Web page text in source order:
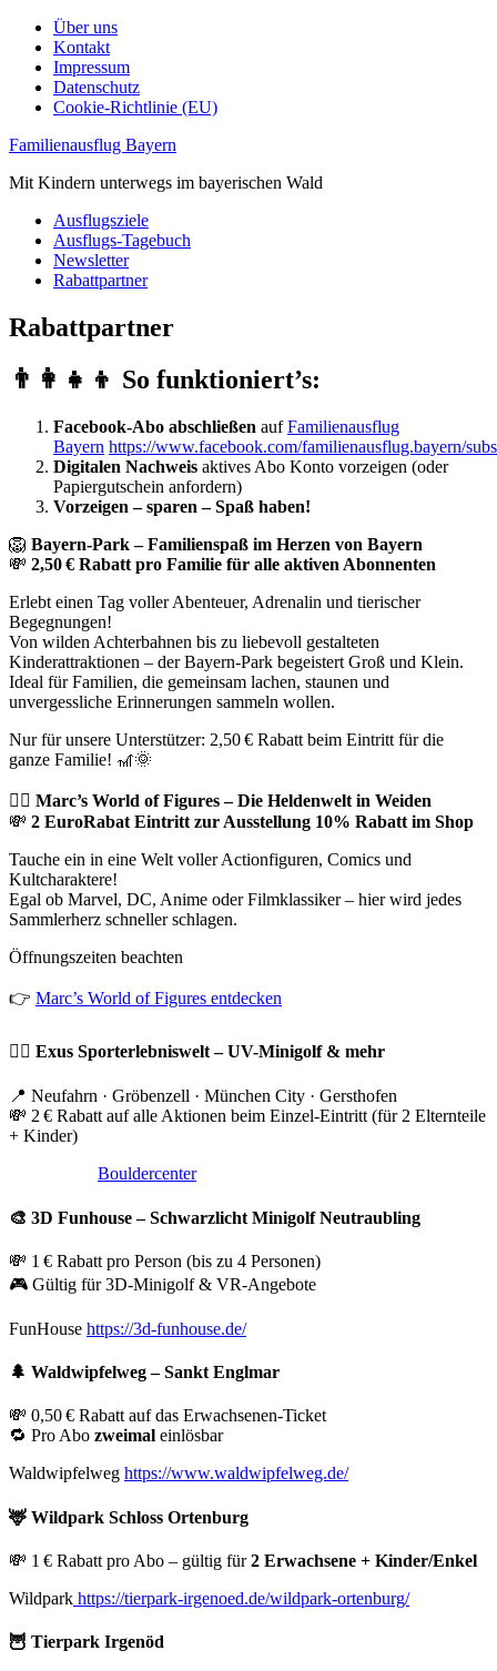
Über uns
Kontakt
Impressum
Datenschutz
Cookie-Richtlinie (EU)
Familienausflug Bayern
Mit Kindern unterwegs im bayerischen Wald
Ausflugsziele
Ausflugs-Tagebuch
Newsletter
Rabattpartner
Rabattpartner
👨‍👩‍👧‍👦 So funktioniert’s:
Facebook-Abo abschließen aufFamilienausflug
Bayern https://www.facebook.com/familienausflug.bayern/
Digitalen Nachweis aktives Abo Konto vorzeigen (oder
Papiergutschein anfordern)
Vorzeigen – sparen – Spaß haben!
🦁 Bayern-Park – Familienspaß im Herzen von Bayern
💸 2,50 € Rabatt pro Familie für alle aktiven Abonnenten
Erlebt einen Tag voller Abenteuer, Adrenalin und tierischer
Begegnungen!
Von wilden Achterbahnen bis zu liebevoll gestalteten
Kinderattraktionen – der Bayern-Park begeistert Groß und Klein.
Ideal für Familien, die gemeinsam lachen, staunen und
unvergessliche Erinnerungen sammeln wollen.
Nur für unsere Unterstützer: 2,50 € Rabatt beim Eintritt für die
ganze Familie! 🎢🌞
🦸‍♂️ Marc’s World of Figures – Die Heldenwelt in Weiden
💸 2 EuroRabat Eintritt zur Ausstellung 10% Rabatt im Shop
Tauche ein in eine Welt voller Actionfiguren, Comics und
Kultcharaktere!
Egal ob Marvel, DC, Anime oder Filmklassiker – hier wird jedes
Sammlerherz schneller schlagen.
Öffnungszeiten beachten
👉 Marc’s World of Figures entdecken
🏌️‍♂️ Exus Sporterlebniswelt – UV-Minigolf & mehr
📍 Neufahrn · Gröbenzell · München City · Gersthofen
💸 2 € Rabatt auf alle Aktionen beim Einzel-Eintritt (für 2 Elternteile
+ Kinder)
Bouldercenter
🎨 3D Funhouse – Schwarzlicht Minigolf Neutraubling
💸 1 € Rabatt pro Person (bis zu 4 Personen)
🎮 Gültig für 3D-Minigolf & VR-Angebote
FunHouse https://3d-funhouse.de/
🌲 Waldwipfelweg – Sankt Englmar
💸 0,50 € Rabatt auf das Erwachsenen-Ticket
🔁 Pro Abo zweimal einlösbar
Waldwipfelweg https://www.waldwipfelweg.de/
🦌 Wildpark Schloss Ortenburg
💸 1 € Rabatt pro Abo – gültig für2 Erwachsene + Kinder/Enkel
Wildpark https://tierpark-irgenoed.de/wildpark-ortenburg/
🦉 Tierpark Irgenöd